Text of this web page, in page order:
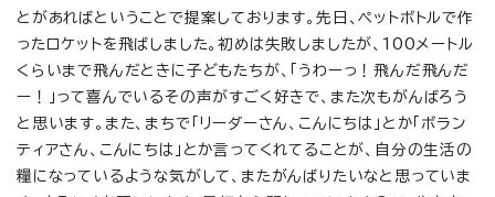
とがあればということで提案しております。先日、ペットボトルで作
ったロケットを飛ばしました。初めは失敗しましたが、100メートル
くらいまで飛んだときに子どもたちが、「うわーっ！飛んだ飛んだ
ー！」って喜んでいるその声がすごく好きで、また次もがんばろう
と思います。また、まちで「リーダーさん、こんにちは」とか「ボラン
ティアさん、こんにちは」とか言ってくれてることが、自分の生活の
糧になっているような気がして、またがんばりたいなと思っていま